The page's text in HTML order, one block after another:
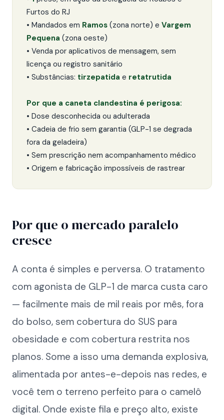
Furtos do RJ
• Mandados em Ramos (zona norte) e Vargem
Pequena (zona oeste)
• Venda por aplicativos de mensagem, sem
licença ou registro sanitário
• Substâncias: tirzepatida e retatrutida
Por que a caneta clandestina é perigosa:
• Dose desconhecida ou adulterada
• Cadeia de frio sem garantia (GLP-1 se degrada
fora da geladeira)
• Sem prescrição nem acompanhamento médico
• Origem e fabricação impossíveis de rastrear
Por que o mercado paralelo
cresce
A conta é simples e perversa. O tratamento
com agonista de GLP-1 de marca custa caro
— facilmente mais de mil reais por mês, fora
do bolso, sem cobertura do SUS para
obesidade e com cobertura restrita nos
planos. Some a isso uma demanda explosiva,
alimentada por antes-e-depois nas redes, e
você tem o terreno perfeito para o camelô
digital. Onde existe fila e preço alto, existe